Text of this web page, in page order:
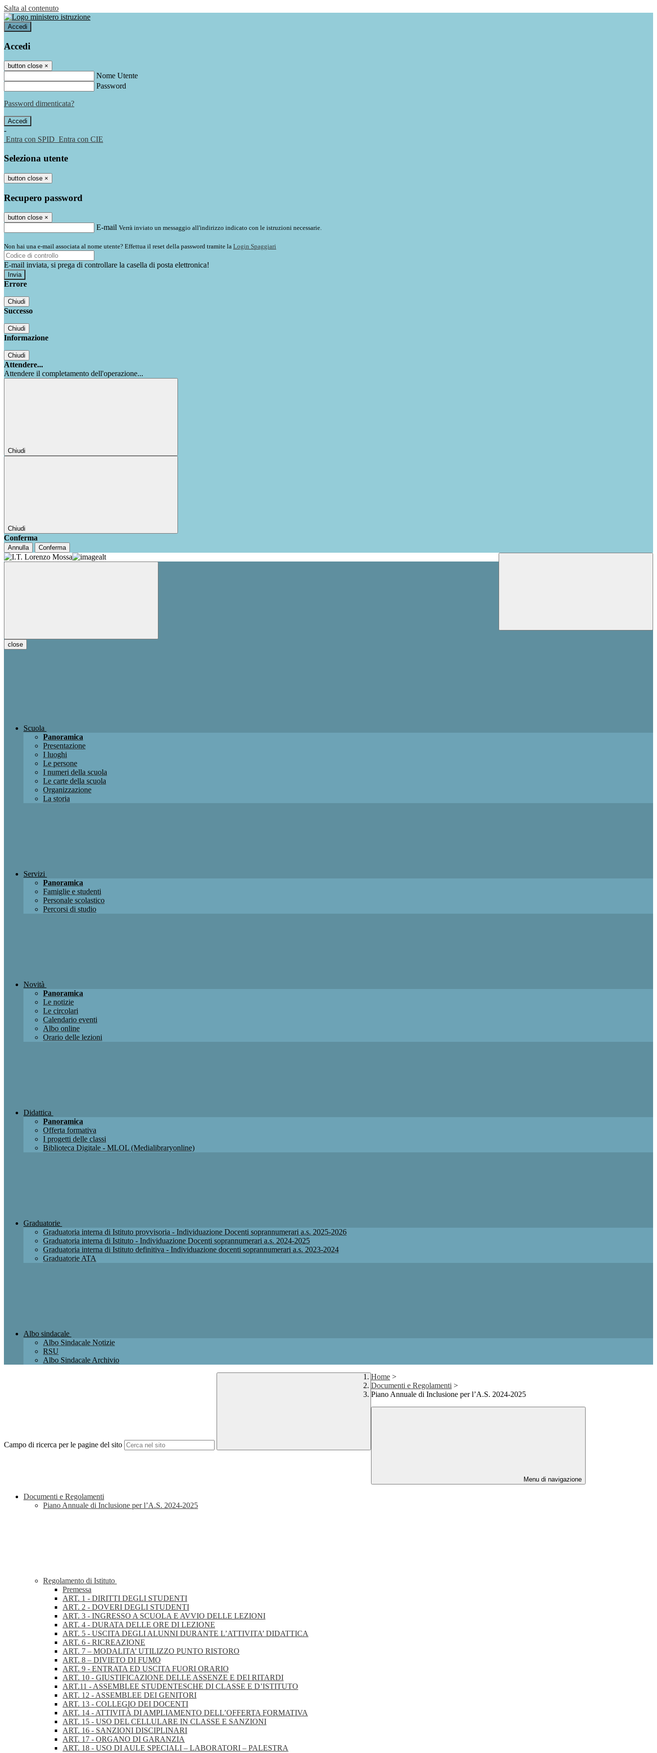
Salta al contenuto
Accedi
Accedi
button close ×
Nome Utente
Password
Password dimenticata?
-
Entra con SPID Entra con CIE
Seleziona utente
button close ×
Recupero password
button close ×
E-mail Verrà inviato un messaggio all'indirizzo indicato con le istruzioni necessarie.
Non hai una e-mail associata al nome utente? Effettua il reset della password tramite la Login Spaggiari
E-mail inviata, si prega di controllare la casella di posta elettronica!
Errore
Chiudi
Successo
Chiudi
Informazione
Chiudi
Attendere...
Attendere il completamento dell'operazione...
Chiudi
Chiudi
Conferma
Annulla Conferma
close
Scuola
Panoramica
Presentazione
I luoghi
Le persone
I numeri della scuola
Le carte della scuola
Organizzazione
La storia
Servizi
Panoramica
Famiglie e studenti
Personale scolastico
Percorsi di studio
Novità
Panoramica
Le notizie
Le circolari
Calendario eventi
Albo online
Orario delle lezioni
Didattica
Panoramica
Offerta formativa
I progetti delle classi
Biblioteca Digitale - MLOL (Medialibraryonline)
Graduatorie
Graduatoria interna di Istituto provvisoria - Individuazione Docenti soprannumerari a.s. 2025-2026
Graduatoria interna di Istituto - Individuazione Docenti soprannumerari a.s. 2024-2025
Graduatoria interna di Istituto definitiva - Individuazione docenti soprannumerari a.s. 2023-2024
Graduatorie ATA
Albo sindacale
Albo Sindacale Notizie
RSU
Albo Sindacale Archivio
Campo di ricerca per le pagine del sito
Home >
Documenti e Regolamenti >
Piano Annuale di Inclusione per l’A.S. 2024-2025
Menu di navigazione
Documenti e Regolamenti
Piano Annuale di Inclusione per l’A.S. 2024-2025
Regolamento di Istituto
Premessa
ART. 1 - DIRITTI DEGLI STUDENTI
ART. 2 - DOVERI DEGLI STUDENTI
ART. 3 - INGRESSO A SCUOLA E AVVIO DELLE LEZIONI
ART. 4 - DURATA DELLE ORE DI LEZIONE
ART. 5 - USCITA DEGLI ALUNNI DURANTE L’ATTIVITA’ DIDATTICA
ART. 6 - RICREAZIONE
ART. 7 – MODALITA’ UTILIZZO PUNTO RISTORO
ART. 8 – DIVIETO DI FUMO
ART. 9 - ENTRATA ED USCITA FUORI ORARIO
ART. 10 - GIUSTIFICAZIONE DELLE ASSENZE E DEI RITARDI
ART.11 - ASSEMBLEE STUDENTESCHE DI CLASSE E D’ISTITUTO
ART. 12 - ASSEMBLEE DEI GENITORI
ART. 13 - COLLEGIO DEI DOCENTI
ART. 14 - ATTIVITÀ DI AMPLIAMENTO DELL’OFFERTA FORMATIVA
ART. 15 - USO DEL CELLULARE IN CLASSE E SANZIONI
ART. 16 - SANZIONI DISCIPLINARI
ART. 17 - ORGANO DI GARANZIA
ART. 18 - USO DI AULE SPECIALI – LABORATORI – PALESTRA